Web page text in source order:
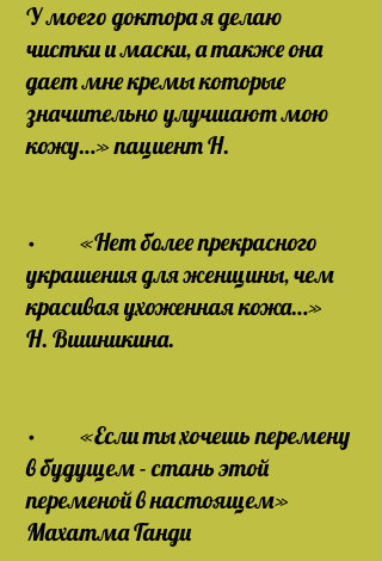
У моего доктора я делаю
чистки и маски, а также она
дает мне кремы которые
значительно улучшают мою
кожу…» пациент Н.
· «Нет более прекрасного
украшения для женщины, чем
красивая ухоженная кожа…»
Н. Вишникина.
· «Если ты хочешь перемену
в будущем - стань этой
переменой в настоящем»
Махатма Ганди